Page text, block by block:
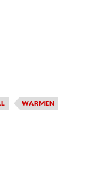
WARMEN